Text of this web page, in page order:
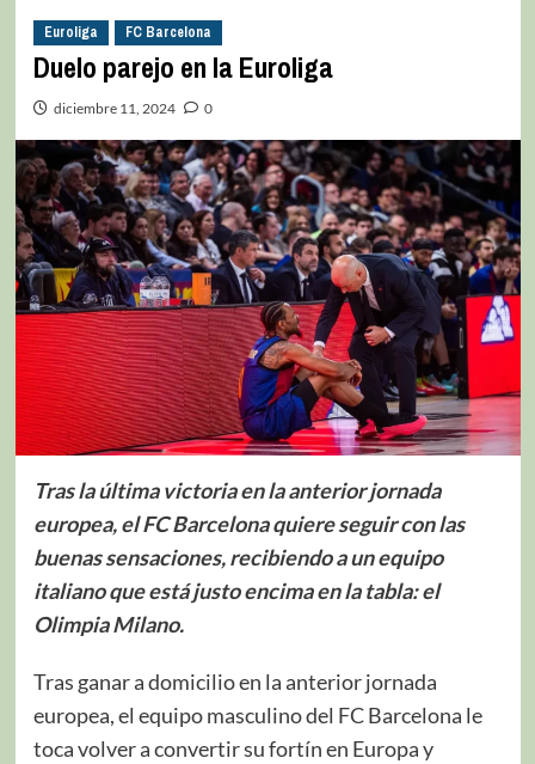
Euroliga FC Barcelona
Duelo parejo en la Euroliga
diciembre 11, 2024 0
Tras la última victoria en la anterior jornada
europea, el FC Barcelona quiere seguir con las
buenas sensaciones, recibiendo a un equipo
italiano que está justo encima en la tabla: el
Olimpia Milano.
Tras ganar a domicilio en la anterior jornada
europea, el equipo masculino del FC Barcelona le
toca volver a convertir su fortín en Europa y